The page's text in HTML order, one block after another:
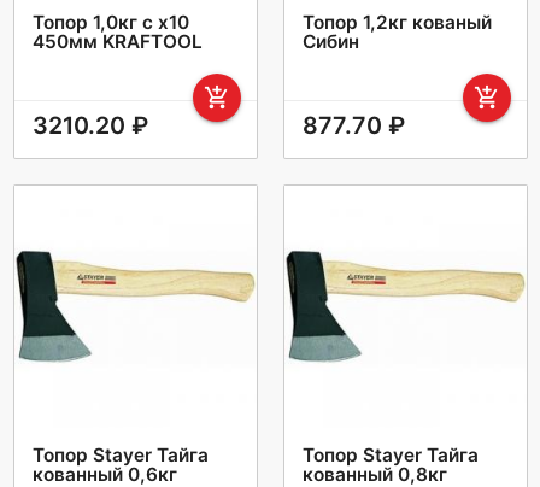
Топор 1,0кг с х10
450мм KRAFTOOL
add_shopping_cart
3210.20 ₽
Топор 1,2кг кованый
Сибин
add_shopping_cart
877.70 ₽
Топор Stayer Тайга
кованный 0,6кг
Топор Stayer Тайга
кованный 0,8кг